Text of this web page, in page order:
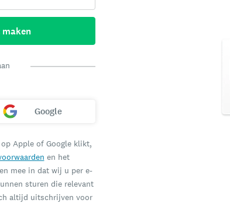
Google
Apple of Google klikt,
en het
mee in dat wij u per e-
sturen die relevant
altijd uitschrijven voor